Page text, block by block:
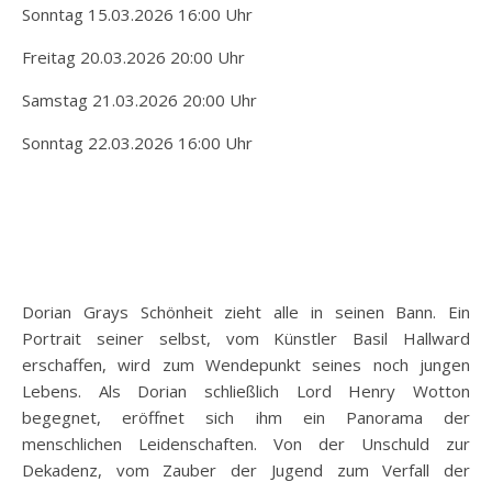
Sonntag 15.03.2026 16:00 Uhr
Freitag 20.03.2026 20:00 Uhr
Samstag 21.03.2026 20:00 Uhr
Sonntag 22.03.2026 16:00 Uhr
Dorian Grays Schönheit zieht alle in seinen Bann. Ein
Portrait seiner selbst, vom Künstler Basil Hallward
erschaffen, wird zum Wendepunkt seines noch jungen
Lebens. Als Dorian schließlich Lord Henry Wotton
begegnet, eröffnet sich ihm ein Panorama der
menschlichen Leidenschaften. Von der Unschuld zur
Dekadenz, vom Zauber der Jugend zum Verfall der